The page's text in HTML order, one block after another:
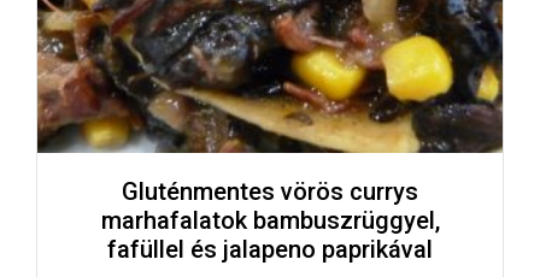
Gluténmentes vörös currys
marhafalatok bambuszrüggyel,
fafüllel és jalapeno paprikával